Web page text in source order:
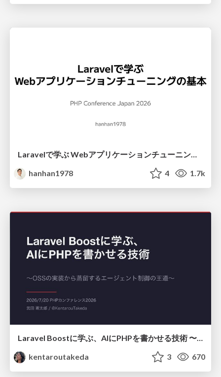
hanhan1978
4 1.7k
Laravel Boostに学ぶ、AIにPHPを書かせる技術 〜OSSの実装から蒸留するエージェント制御の王道〜
kentaroutakeda
3 670